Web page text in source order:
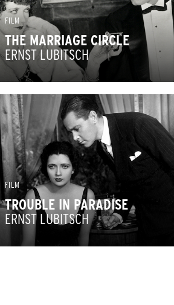
FILM
THE MARRIAGE CIRCLE
ERNST LUBITSCH
FILM
TROUBLE IN PARADISE
ERNST LUBITSCH